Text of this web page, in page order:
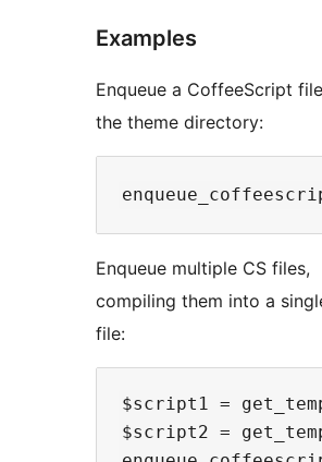
Examples
Enqueue a CoffeeScript
the theme directory:
Enqueue multiple CS files,
compiling them into a
file:
$script1 =
$script2 =